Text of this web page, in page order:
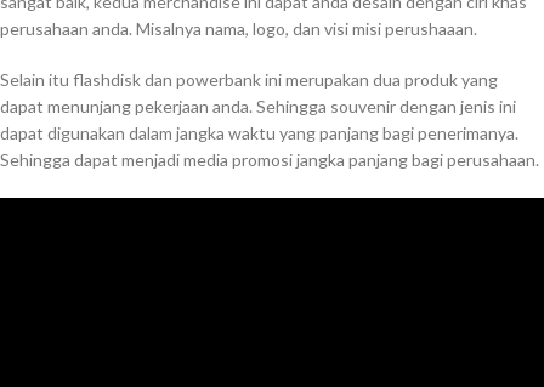
perusahaan anda. Misalnya nama, logo, dan visi misi perushaaan.
Selain itu flashdisk dan powerbank ini merupakan dua produk yang
dapat menunjang pekerjaan anda. Sehingga souvenir dengan jenis ini
dapat digunakan dalam jangka waktu yang panjang bagi penerimanya.
Sehingga dapat menjadi media promosi jangka panjang bagi perusahaan.